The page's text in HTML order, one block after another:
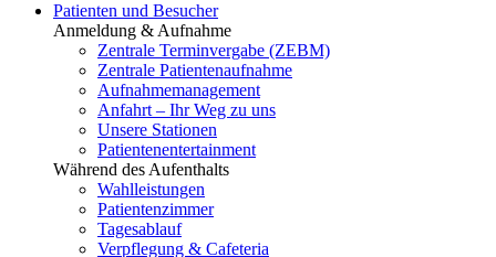
Patienten und Besucher
Anmeldung & Aufnahme
Zentrale Terminvergabe (ZEBM)
Zentrale Patientenaufnahme
Aufnahmemanagement
Anfahrt – Ihr Weg zu uns
Unsere Stationen
Patientenentertainment
Während des Aufenthalts
Wahlleistungen
Patientenzimmer
Tagesablauf
Verpflegung & Cafeteria